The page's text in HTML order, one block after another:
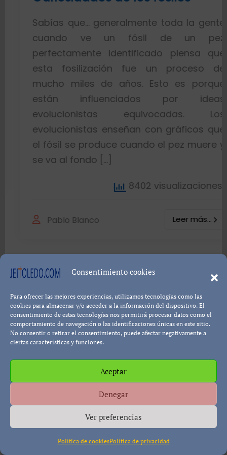
Consentimiento cookies
Para ofrecer las mejores experiencias, utilizamos tecnologías como las
cookies para almacenar y/o acceder a la información del dispositivo. El
consentimiento de estas tecnologías nos permitirá procesar datos como el
comportamiento de navegación o las identificaciones únicas en este sitio.
No consentir o retirar el consentimiento, puede afectar negativamente a
ciertas características y funciones.
Aceptar
Denegar
Ver preferencias
Política de cookiesPolítica de privacidad
que… generalmente toda la gente
ve un fósil de un pez
identificado piensa que
fosilización fue un proceso de
miles de años. Esto es porque
influenciados por ideas
equivocadas. Los
enseñan con gráficos que
se produce cuando el pez muere y
al fondo […]
8402 visualizaciones
Pablo Blanco
Política de cookiesPolítica de Privacidad
Responsabilidad
Copyright © All rights reserved|Paper Newspor